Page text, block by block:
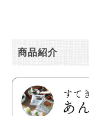
商品紹介